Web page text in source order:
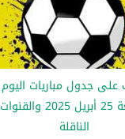
جدول مباريات اليوم
الجمعة 25 أبريل 2025 والقنوات
الناقلة